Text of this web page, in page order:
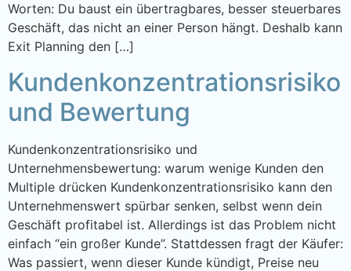
Worten: Du baust ein übertragbares, besser steuerbares
Geschäft, das nicht an einer Person hängt. Deshalb kann
Exit Planning den […]
Kundenkonzentrationsrisiko
und Bewertung
Kundenkonzentrationsrisiko und
Unternehmensbewertung: warum wenige Kunden den
Multiple drücken Kundenkonzentrationsrisiko kann den
Unternehmenswert spürbar senken, selbst wenn dein
Geschäft profitabel ist. Allerdings ist das Problem nicht
einfach “ein großer Kunde”. Stattdessen fragt der Käufer:
Was passiert, wenn dieser Kunde kündigt, Preise neu